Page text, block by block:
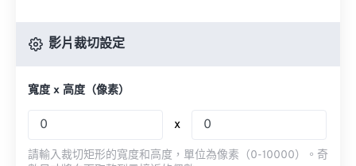
影片裁切設定
寬度 x 高度（像素）
x
請輸入裁切矩形的寬度和高度，單位為像素（0-10000）。奇